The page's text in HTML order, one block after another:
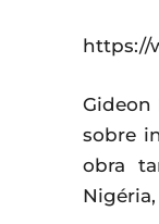
https://
sobre
obra